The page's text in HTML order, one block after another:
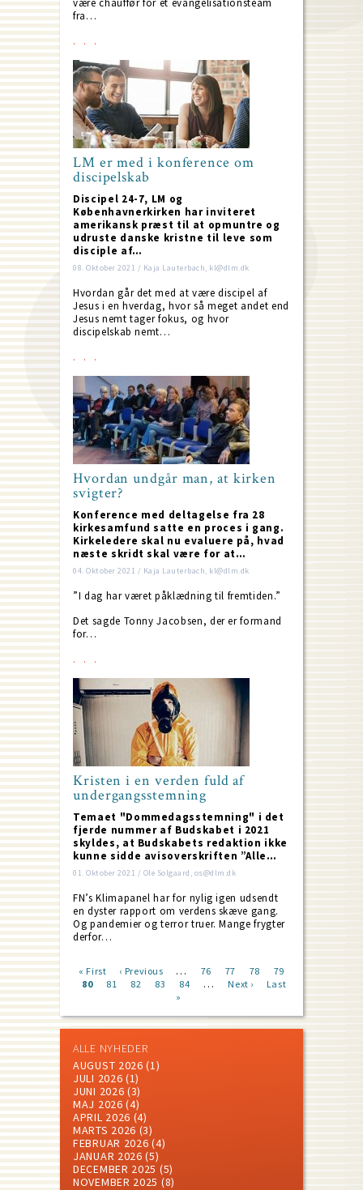
være chauffør for et evangelisationsteam
fra…
LM er med i konference om
discipelskab
Discipel 24-7, LM og
Københavnerkirken har inviteret
amerikansk præst til at opmuntre og
udruste danske kristne til leve som
disciple af…
08. Oktober 2021 / Kaja Lauterbach, kl@dlm.dk
Hvordan går det med at være discipel af
Jesus i en hverdag, hvor så meget andet end
Jesus nemt tager fokus, og hvor
discipelskab nemt…
Hvordan undgår man, at kirken
svigter?
Konference med deltagelse fra 28
kirkesamfund satte en proces i gang.
Kirkeledere skal nu evaluere på, hvad
næste skridt skal være for at…
04. Oktober 2021 / Kaja Lauterbach, kl@dlm.dk
”I dag har været påklædning til fremtiden.”
Det sagde Tonny Jacobsen, der er formand
for…
Kristen i en verden fuld af
undergangsstemning
Temaet "Dommedagsstemning" i det
fjerde nummer af Budskabet i 2021
skyldes, at Budskabets redaktion ikke
kunne sidde avisoverskriften ”Alle…
01. Oktober 2021 / Ole Solgaard, os@dlm.dk
FN’s Klimapanel har for nylig igen udsendt
en dyster rapport om verdens skæve gang.
Og pandemier og terror truer. Mange frygter
derfor…
Pagination
First
page
« First
Previous
page
‹ Previous … Page
76 Page
77 Page
78 Page
79
Current
80 Page
81 Page
82 Page
83 Page
84 …
Next
Next ›
Last
Last
»
ALLE NYHEDER
AUGUST 2026 (1)
JULI 2026 (1)
JUNI 2026 (3)
MAJ 2026 (4)
APRIL 2026 (4)
MARTS 2026 (3)
FEBRUAR 2026 (4)
JANUAR 2026 (5)
DECEMBER 2025 (5)
NOVEMBER 2025 (8)